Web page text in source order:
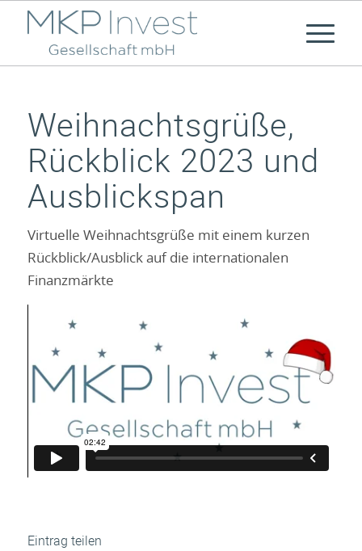
Weihnachtsgrüße,
Rückblick 2023 und
Ausblickspan
Virtuelle Weihnachtsgrüße mit einem kurzen
Rückblick/Ausblick auf die internationalen
Finanzmärkte
Eintrag teilen